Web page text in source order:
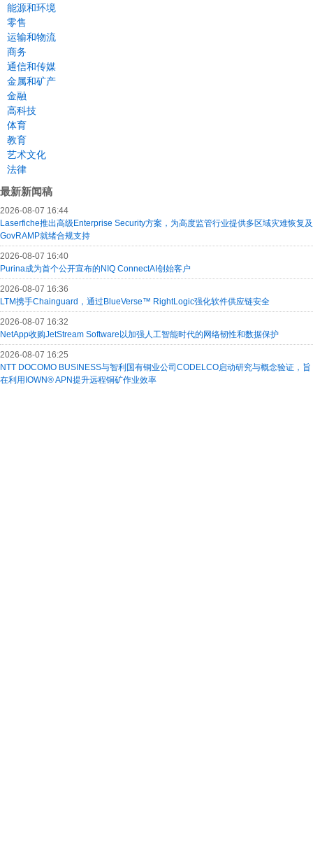
能源和环境
零售
运输和物流
商务
通信和传媒
金属和矿产
金融
高科技
体育
教育
艺术文化
法律
最新新闻稿
2026-08-07 16:44
Laserfiche推出高级Enterprise Security方案，为高度监管行业提供多区域灾难恢复及
GovRAMP就绪合规支持
2026-08-07 16:40
Purina成为首个公开宣布的NIQ ConnectAI创始客户
2026-08-07 16:36
LTM携手Chainguard，通过BlueVerse™ RightLogic强化软件供应链安全
2026-08-07 16:32
NetApp收购JetStream Software以加强人工智能时代的网络韧性和数据保护
2026-08-07 16:25
NTT DOCOMO BUSINESS与智利国有铜业公司CODELCO启动研究与概念验证，旨
在利用IOWN® APN提升远程铜矿作业效率